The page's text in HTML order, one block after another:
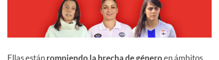
Ellas estánrompiendo la brecha de géneroen ámbitos